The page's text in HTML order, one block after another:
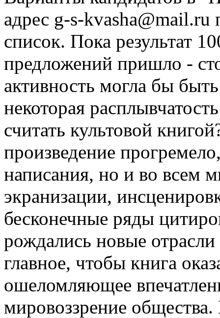
адрес g-s-
список. Пока результат
предложений пришло -
активность могла бы
некоторая
считать культовой
произведение
написания, но и во всем
экранизации,
бесконечные ряды
рождались новые
главное, чтобы книга
ошеломляющее
мировоззрение